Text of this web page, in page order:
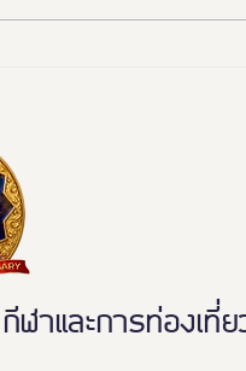
ริการ
ม
าและการท่องเที่ย